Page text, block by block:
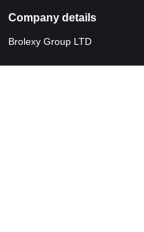
Company details
Brolexy Group LTD